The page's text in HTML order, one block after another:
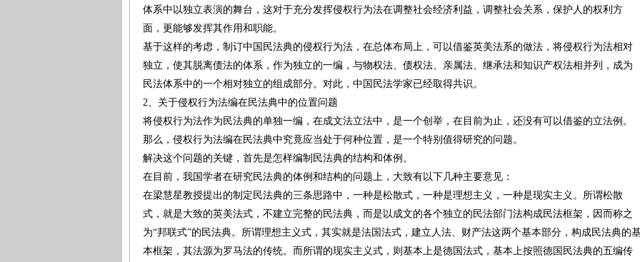
体系中以独立表演的舞台，这对于充分发挥侵权行为法在调整社会经济利益，调整社会关系，保护人的权利方
面，更能够发挥其作用和职能。
基于这样的考虑，制订中国民法典的侵权行为法，在总体布局上，可以借鉴英美法系的做法，将侵权行为法相对
独立，使其脱离债法的体系，作为独立的一编，与物权法、债权法、亲属法、继承法和知识产权法相并列，成为
民法体系中的一个相对独立的组成部分。对此，中国民法学家已经取得共识。
2、关于侵权行为法编在民法典中的位置问题
将侵权行为法作为民法典的单独一编，在成文法立法中，是一个创举，在目前为止，还没有可以借鉴的立法例。
那么，侵权行为法编在民法典中究竟应当处于何种位置，是一个特别值得研究的问题。
解决这个问题的关键，首先是怎样编制民法典的结构和体例。
在目前，我国学者在研究民法典的体例和结构的问题上，大致有以下几种主要意见：
在梁慧星教授提出的制定民法典的三条思路中，一种是松散式，一种是理想主义，一种是现实主义。所谓松散
式，就是大致的英美法式，不建立完整的民法典，而是以成文的各个独立的民法部门法构成民法框架，因而称之
为“邦联式”的民法典。所谓理想主义式，其实就是法国法式，建立人法、财产法这两个基本部分，构成民法典的
本框架，其法源为罗马法的传统。而所谓的现实主义式，则基本上是德国法式，基本上按照德国民法典的五编传